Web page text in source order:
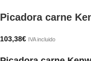
Picadora carne
103,38€ IVA incluido